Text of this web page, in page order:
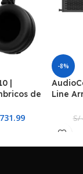
|
de
-8%
Line
S/